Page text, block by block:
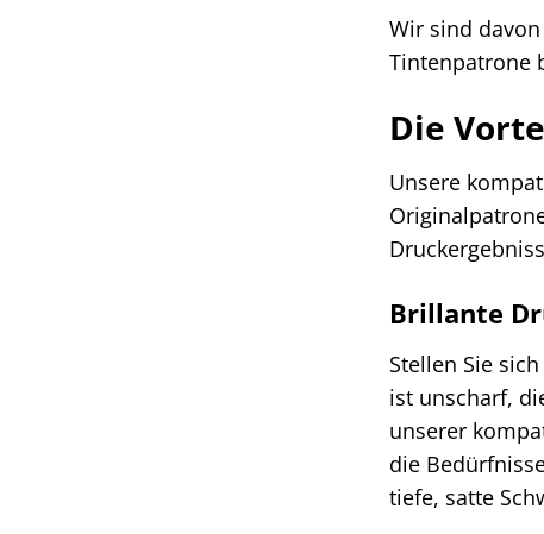
Wir sind
Tintenpatrone
Die
Unsere
Brillante
Stellen Sie
ist unscharf,
unserer
die
tiefe, satte